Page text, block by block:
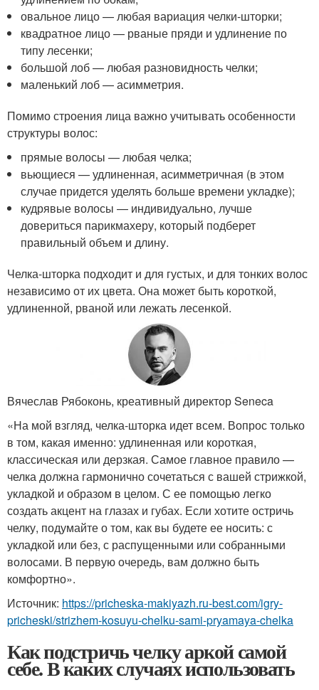
овальное лицо — любая вариация челки-шторки;
квадратное лицо — рваные пряди и удлинение по
типу лесенки;
большой лоб — любая разновидность челки;
маленький лоб — асимметрия.
Помимо строения лица важно учитывать особенности
структуры волос:
прямые волосы — любая челка;
вьющиеся — удлиненная, асимметричная (в этом
случае придется уделять больше времени укладке);
кудрявые волосы — индивидуально, лучше
довериться парикмахеру, который подберет
правильный объем и длину.
Челка-шторка подходит и для густых, и для тонких волос
независимо от их цвета. Она может быть короткой,
удлиненной, рваной или лежать лесенкой.
Вячеслав Рябоконь, креативный директор Seneca
«На мой взгляд, челка-шторка идет всем. Вопрос только
в том, какая именно: удлиненная или короткая,
классическая или дерзкая. Самое главное правило —
челка должна гармонично сочетаться с вашей стрижкой,
укладкой и образом в целом. С ее помощью легко
создать акцент на глазах и губах. Если хотите остричь
челку, подумайте о том, как вы будете ее носить: с
укладкой или без, с распущенными или собранными
волосами. В первую очередь, вам должно быть
комфортно».
Источник: https://pricheska-makiyazh.ru-best.com/igry-
pricheski/strizhem-kosuyu-chelku-sami-pryamaya-chelka
Как подстричь челку аркой самой
себе. В каких случаях использовать